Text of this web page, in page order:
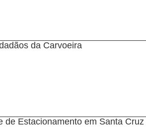
da Carvoeira
de Estacionamento em Santa Cruz